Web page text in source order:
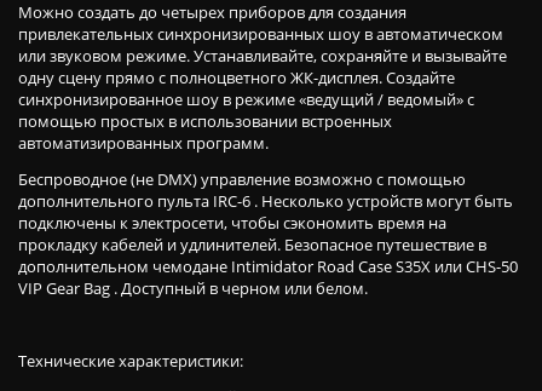
Можно создать до четырех приборов для создания
привлекательных синхронизированных шоу в автоматическом
или звуковом режиме. Устанавливайте, сохраняйте и вызывайте
одну сцену прямо с полноцветного ЖК-дисплея. Создайте
синхронизированное шоу в режиме «ведущий / ведомый» с
помощью простых в использовании встроенных
автоматизированных программ.
Беспроводное (не DMX) управление возможно с помощью
дополнительного пульта IRC-6 . Несколько устройств могут быть
подключены к электросети, чтобы сэкономить время на
прокладку кабелей и удлинителей. Безопасное путешествие в
дополнительном чемодане Intimidator Road Case S35X или CHS-50
VIP Gear Bag . Доступный в черном или белом.
Технические характеристики: